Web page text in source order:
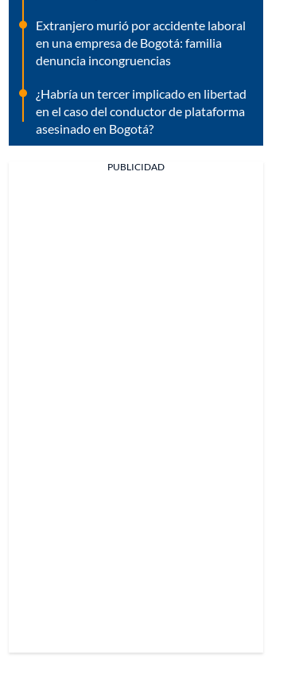
Extranjero murió por accidente laboral
en una empresa de Bogotá: familia
denuncia incongruencias
¿Habría un tercer implicado en libertad
en el caso del conductor de plataforma
asesinado en Bogotá?
PUBLICIDAD